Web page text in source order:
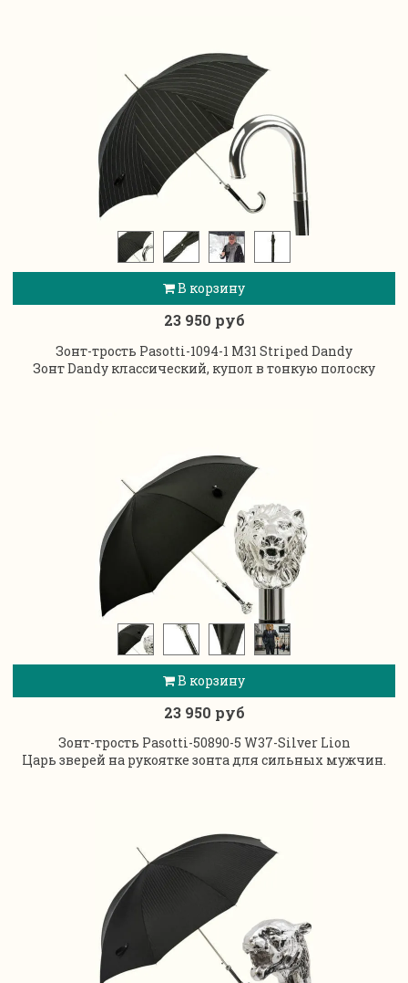
В корзину
23 950 руб
Зонт-трость Pasotti-1094-1 M31 Striped Dandy
Зонт Dandy классический, купол в тонкую полоску
В корзину
23 950 руб
Зонт-трость Pasotti-50890-5 W37-Silver Lion
Царь зверей на рукоятке зонта для сильных мужчин.